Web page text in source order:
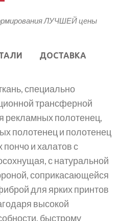
ЛУЧШЕЙ цены
ДОСТАВКА
специально
трансферной
рекламных полотенец,
полотенец и полотенец
и халатов с
с натуральной
соприкасающейся
для ярких принтов
высокой
быстрому